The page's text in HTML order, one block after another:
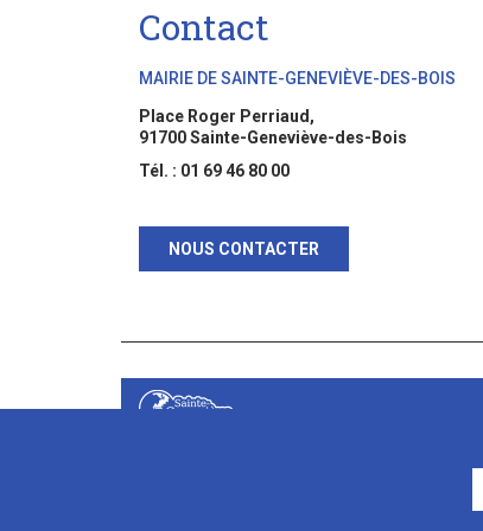
Contact
MAIRIE DE SAINTE-GENEVIÈVE-DES-BOIS
Place Roger Perriaud,
91700 Sainte-Geneviève-des-Bois
Tél. : 01 69 46 80 00
NOUS CONTACTER